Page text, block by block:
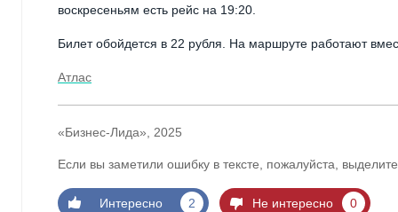
воскресеньям есть рейс на 19:20.
Билет обойдется в 22 рубля. На маршруте работают
Атлас
«Бизнес-Лида», 2025
Если вы заметили ошибку в тексте, пожалуйста,
Интересно 2 Не интересно 0